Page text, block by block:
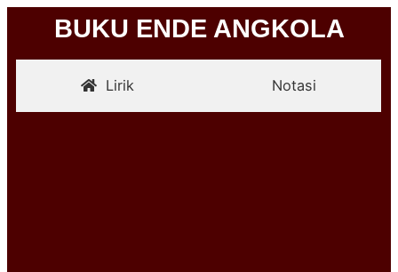
BUKU ENDE ANGKOLA
Lirik Notasi